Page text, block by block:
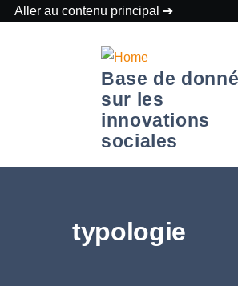
Aller au contenu principal
Base de
sur les
innovations
sociales
sous-navigation À PROPOS
typologie